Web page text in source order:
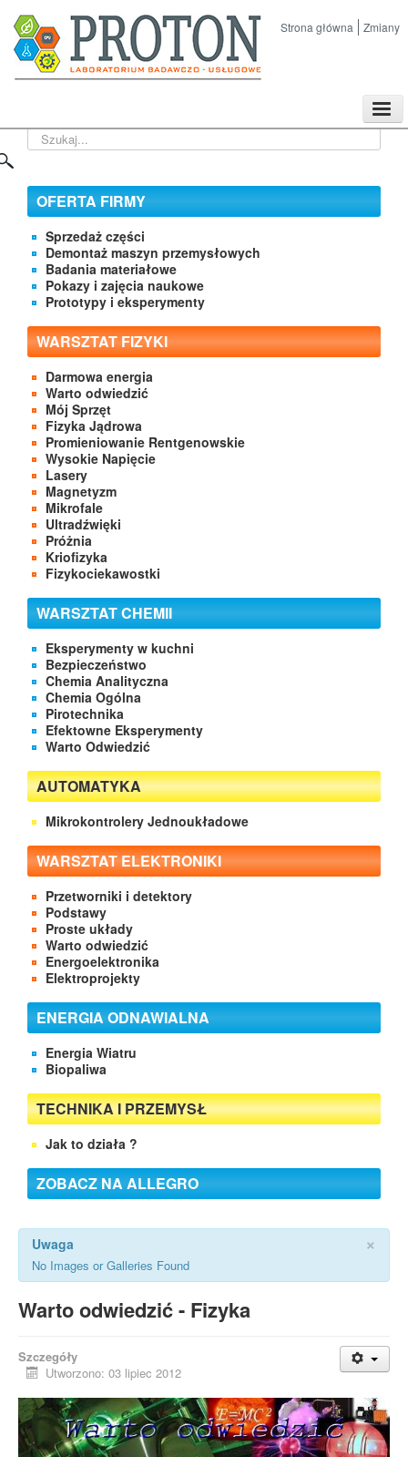
Strona główna Zmiany
Kontakt
Szukaj...
OFERTA FIRMY
Sprzedaż części
Demontaż maszyn przemysłowych
Badania materiałowe
Pokazy i zajęcia naukowe
Prototypy i eksperymenty
WARSZTAT FIZYKI
Darmowa energia
Warto odwiedzić
Mój Sprzęt
Fizyka Jądrowa
Promieniowanie Rentgenowskie
Wysokie Napięcie
Lasery
Magnetyzm
Mikrofale
Ultradźwięki
Próżnia
Kriofizyka
Fizykociekawostki
WARSZTAT CHEMII
Eksperymenty w kuchni
Bezpieczeństwo
Chemia Analityczna
Chemia Ogólna
Pirotechnika
Efektowne Eksperymenty
Warto Odwiedzić
AUTOMATYKA
Mikrokontrolery Jednoukładowe
WARSZTAT ELEKTRONIKI
Przetworniki i detektory
Podstawy
Proste układy
Warto odwiedzić
Energoelektronika
Elektroprojekty
ENERGIA ODNAWIALNA
Energia Wiatru
Biopaliwa
TECHNIKA I PRZEMYSŁ
Jak to działa ?
ZOBACZ NA ALLEGRO
×
Uwaga
No Images or Galleries Found
Warto odwiedzić - Fizyka
Szczegóły
Utworzono: 03 lipiec 2012